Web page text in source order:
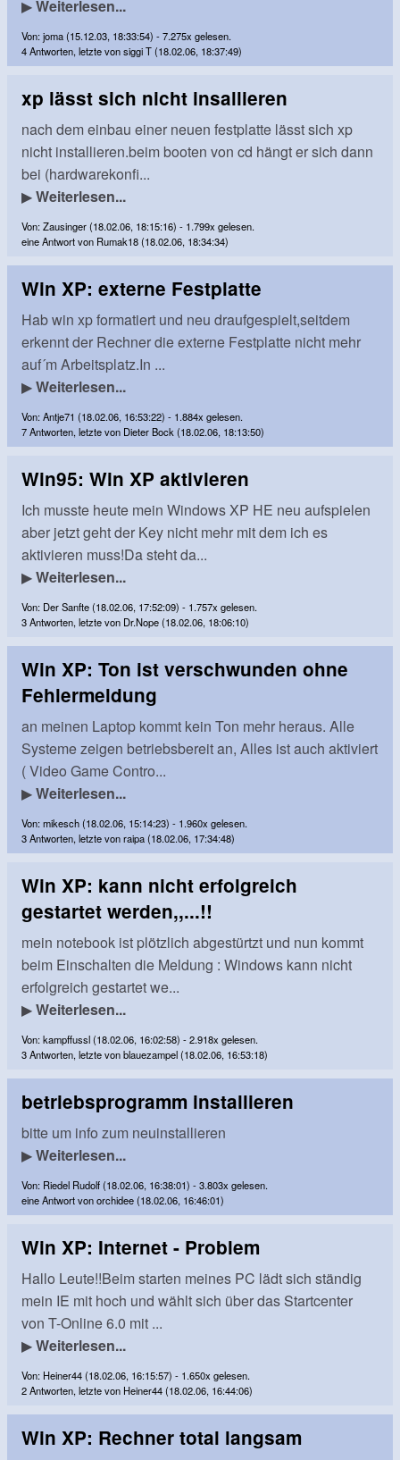
▶Weiterlesen...
Von: joma (15.12.03, 18:33:54) - 7.275x gelesen.
4 Antworten, letzte von siggi T (18.02.06, 18:37:49)
xp lässt sich nicht insallieren
nach dem einbau einer neuen festplatte lässt sich xp
nicht installieren.beim booten von cd hängt er sich dann
bei (hardwarekonfi...
▶Weiterlesen...
Von: Zausinger (18.02.06, 18:15:16) - 1.799x gelesen.
eine Antwort von Rumak18 (18.02.06, 18:34:34)
Win XP: externe Festplatte
Hab win xp formatiert und neu draufgespielt,seitdem
erkennt der Rechner die externe Festplatte nicht mehr
auf´m Arbeitsplatz.In ...
▶Weiterlesen...
Von: Antje71 (18.02.06, 16:53:22) - 1.884x gelesen.
7 Antworten, letzte von Dieter Bock (18.02.06, 18:13:50)
Win95: Win XP aktivieren
Ich musste heute mein Windows XP HE neu aufspielen
aber jetzt geht der Key nicht mehr mit dem ich es
aktivieren muss!Da steht da...
▶Weiterlesen...
Von: Der Sanfte (18.02.06, 17:52:09) - 1.757x gelesen.
3 Antworten, letzte von Dr.Nope (18.02.06, 18:06:10)
Win XP: Ton ist verschwunden ohne
Fehlermeldung
an meinen Laptop kommt kein Ton mehr heraus. Alle
Systeme zeigen betriebsbereit an, Alles ist auch aktiviert
( Video Game Contro...
▶Weiterlesen...
Von: mikesch (18.02.06, 15:14:23) - 1.960x gelesen.
3 Antworten, letzte von raipa (18.02.06, 17:34:48)
Win XP: kann nicht erfolgreich
gestartet werden,,...!!
mein notebook ist plötzlich abgestürtzt und nun kommt
beim Einschalten die Meldung : Windows kann nicht
erfolgreich gestartet we...
▶Weiterlesen...
Von: kampffussl (18.02.06, 16:02:58) - 2.918x gelesen.
3 Antworten, letzte von blauezampel (18.02.06, 16:53:18)
betriebsprogramm installieren
bitte um info zum neuinstallieren
▶Weiterlesen...
Von: Riedel Rudolf (18.02.06, 16:38:01) - 3.803x gelesen.
eine Antwort von orchidee (18.02.06, 16:46:01)
Win XP: Internet - Problem
Hallo Leute!!Beim starten meines PC lädt sich ständig
mein IE mit hoch und wählt sich über das Startcenter
von T-Online 6.0 mit ...
▶Weiterlesen...
Von: Heiner44 (18.02.06, 16:15:57) - 1.650x gelesen.
2 Antworten, letzte von Heiner44 (18.02.06, 16:44:06)
Win XP: Rechner total langsam